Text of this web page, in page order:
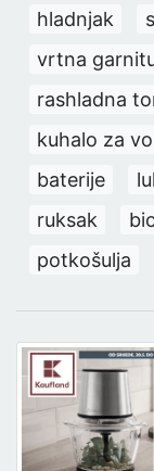
hladnjak
vrtna
rashladna
kuhalo za
baterije
ruksak
potkošulja